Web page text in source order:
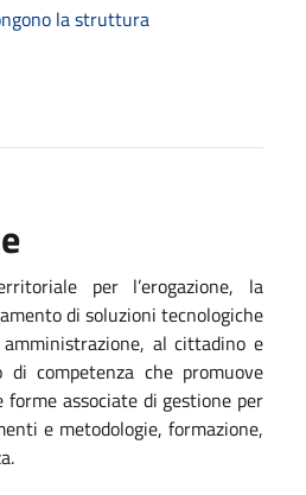
la struttura
per l’erogazione, la
di soluzioni tecnologiche
al cittadino e
di competenza che promuove
associate di gestione per
e metodologie, formazione,